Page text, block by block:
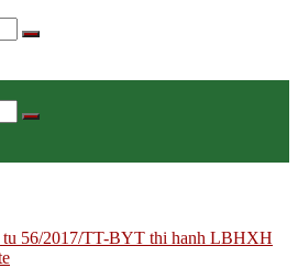
tu 56/2017/TT-BYT thi hanh LBHXH